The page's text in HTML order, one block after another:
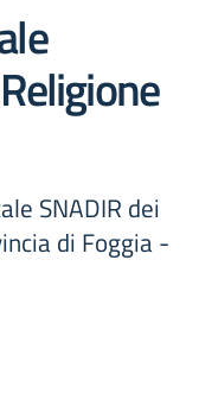
SNADIR dei
di Foggia -